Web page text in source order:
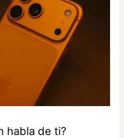
habla de ti?